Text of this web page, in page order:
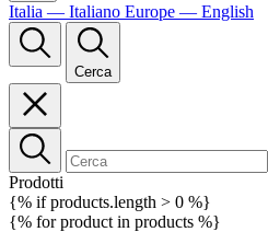
Italia — Italiano Europe — English
Cerca
Prodotti
{% if products.length > 0 %}
{% for product in products %}